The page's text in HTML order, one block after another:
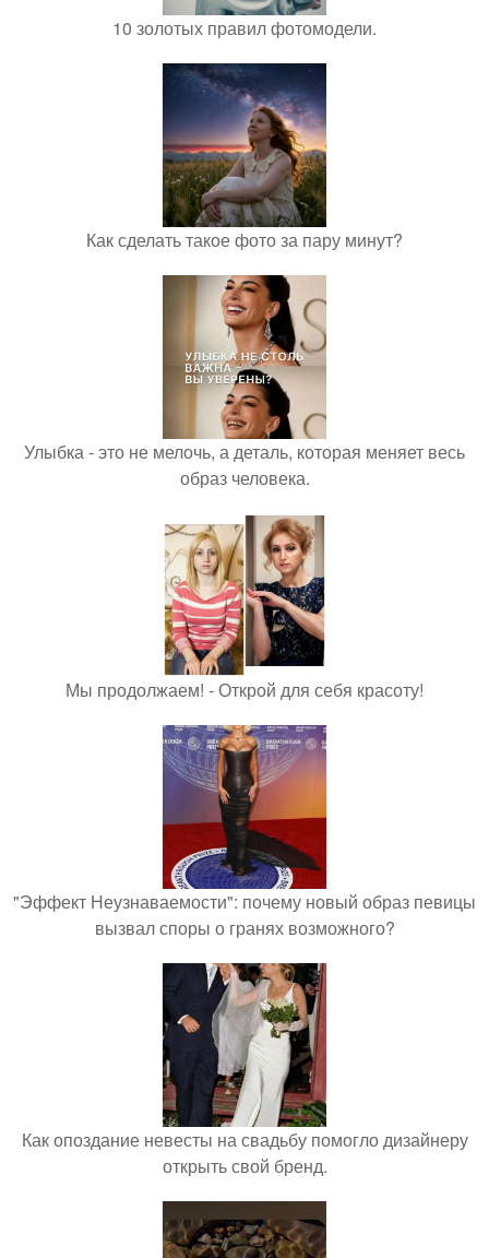
10 золотых правил фотомодели.
Как сделать такое фото за пару минут?
Улыбка - это не мелочь, а деталь, которая меняет весь
образ человека.
Мы продолжаем! - Открой для себя красоту!
"Эффект Неузнаваемости": почему новый образ певицы
вызвал споры о гранях возможного?
Как опоздание невесты на свадьбу помогло дизайнеру
открыть свой бренд.